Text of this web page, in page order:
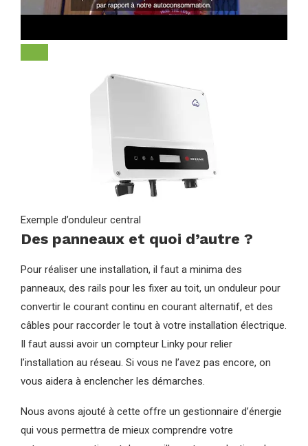
Exemple d’onduleur central
Des panneaux et quoi d’autre ?
Pour réaliser une installation, il faut a minima des
panneaux, des rails pour les fixer au toit, un onduleur pour
convertir le courant continu en courant alternatif, et des
câbles pour raccorder le tout à votre installation électrique.
Il faut aussi avoir un compteur Linky pour relier
l’installation au réseau. Si vous ne l’avez pas encore, on
vous aidera à enclencher les démarches.
Nous avons ajouté à cette offre un gestionnaire d’énergie
qui vous permettra de mieux comprendre votre